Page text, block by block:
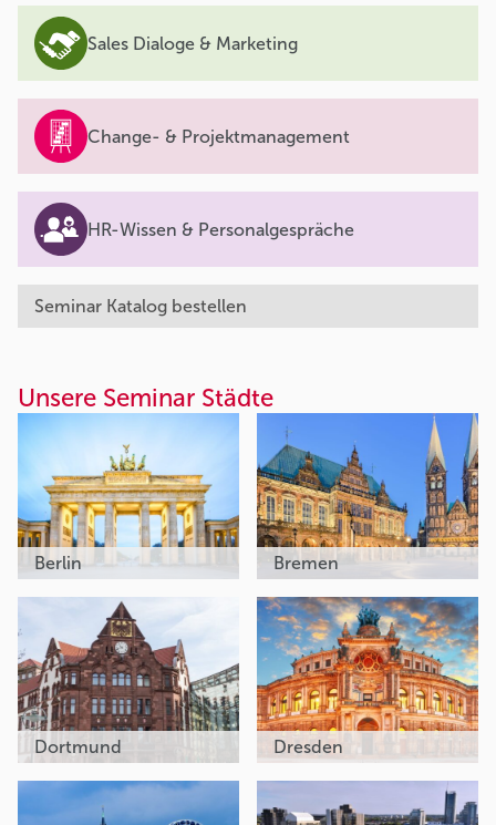
Sales Dialoge & Marketing
Change- & Projektmanagement
HR-Wissen & Personalgespräche
Seminar Katalog bestellen
Unsere Seminar Städte
Berlin Bremen
Dortmund Dresden